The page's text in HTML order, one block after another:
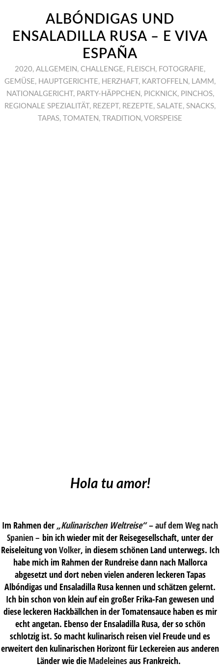
ALBÓNDIGAS UND
ENSALADILLA RUSA – E VIVA
ESPAÑA
2020, ALLGEMEIN , CHALLENGE, FLEISCH , FOTOGRAFIE,
GEMÜSE, HAUPTGERICHTE, HERZHAFT, KARTOFFELN , LAMM ,
NATIONALGERICHT, PARTY-HÄPPCHEN , PICKNICK, PINCHOS,
REGIONALE SPEZIALITÄT, REZEPT, REZEPTE, SALATE, SNACKS,
TAPAS, TOMATEN , TRADITION , VORSPEISE
Hola tu amor!
Im Rahmen der „Kulinarischen Weltreise“ –auf dem Weg nach
Spanien– bin ich wieder mit der Reisegesellschaft, unter der
Reiseleitung vonVolker, in diesem schönen Land unterwegs. Ich
habe mich im Rahmen der Rundreise dann nach Mallorca
abgesetzt und dort neben vielen anderen leckeren Tapas
Albóndigas und Ensaladilla Rusa kennen und schätzen gelernt.
Ich bin schon von klein auf ein großer Frika-Fan gewesen und
diese leckeren Hackbällchen in der Tomatensauce haben es mir
echt angetan. Ebenso der Ensaladilla Rusa, der so schön
schlotzig ist. So macht kulinarisch reisen viel Freude und es
erweitert den kulinarischen Horizont für Leckereien aus anderen
Länder wie die Madeleinesaus Frankreich.